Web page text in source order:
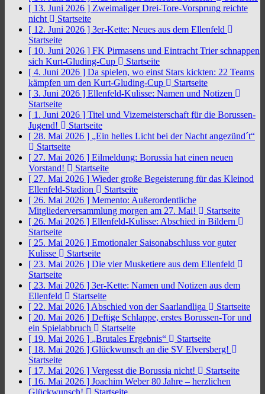
[ 13. Juni 2026 ] Zweimaliger Drei-Tore-Vorsprung reichte
nicht
Startseite
[ 12. Juni 2026 ] 3er-Kette: Neues aus dem Ellenfeld
Startseite
[ 10. Juni 2026 ] FK Pirmasens und Eintracht Trier schnappen
sich Kurt-Gluding-Cup
Startseite
[ 4. Juni 2026 ] Da spielen, wo einst Stars kickten: 22 Teams
kämpfen um den Kurt-Gluding-Cup
Startseite
[ 3. Juni 2026 ] Ellenfeld-Kulisse: Namen und Notizen
Startseite
[ 1. Juni 2026 ] Titel und Vizemeisterschaft für die Borussen-
Jugend!
Startseite
[ 28. Mai 2026 ] „Ein helles Licht bei der Nacht angezünd´t“
Startseite
[ 27. Mai 2026 ] Eilmeldung: Borussia hat einen neuen
Vorstand!
Startseite
[ 27. Mai 2026 ] Wieder große Begeisterung für das Kleinod
Ellenfeld-Stadion
Startseite
[ 26. Mai 2026 ] Memento: Außerordentliche
Mitgliederversammlung morgen am 27. Mai!
Startseite
[ 26. Mai 2026 ] Ellenfeld-Kulisse: Abschied in Bildern
Startseite
[ 25. Mai 2026 ] Emotionaler Saisonabschluss vor guter
Kulisse
Startseite
[ 23. Mai 2026 ] Die vier Musketiere aus dem Ellenfeld
Startseite
[ 23. Mai 2026 ] 3er-Kette: Namen und Notizen aus dem
Ellenfeld
Startseite
[ 22. Mai 2026 ] Abschied von der Saarlandliga
Startseite
[ 20. Mai 2026 ] Deftige Schlappe, erstes Borussen-Tor und
ein Spielabbruch
Startseite
[ 19. Mai 2026 ] „Brutales Ergebnis“
Startseite
[ 18. Mai 2026 ] Glückwunsch an die SV Elversberg!
Startseite
[ 17. Mai 2026 ] Vergesst die Borussia nicht!
Startseite
[ 16. Mai 2026 ] Joachim Weber 80 Jahre – herzlichen
Glückwunsch!
Startseite